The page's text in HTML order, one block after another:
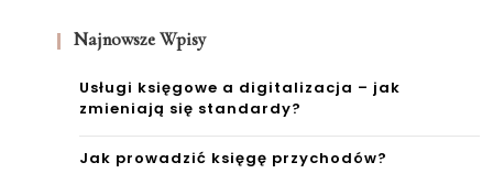
Najnowsze Wpisy
Usługi księgowe a digitalizacja – jak
zmieniają się standardy?
Jak prowadzić księgę przychodów?